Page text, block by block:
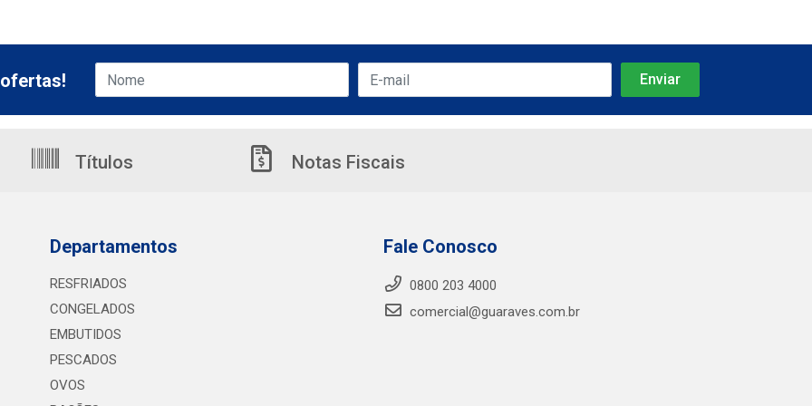
Títulos Notas Fiscais
Departamentos
RESFRIADOS
CONGELADOS
EMBUTIDOS
PESCADOS
OVOS
Fale Conosco
0800 203 4000
comercial@guaraves.com.br